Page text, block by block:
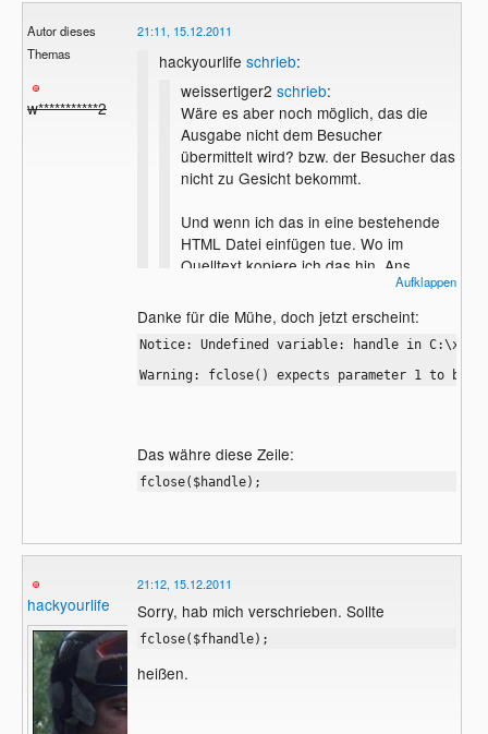
Autor dieses
Themas
w***********2
21:11, 15.12.2011
hackyourlife schrieb:
weissertiger2 schrieb:
Wäre es aber noch möglich, das die
Ausgabe nicht dem Besucher
übermittelt wird? bzw. der Besucher das
nicht zu Gesicht bekommt.
Und wenn ich das in eine bestehende
HTML Datei einfügen tue. Wo im
Quelltext kopiere ich das hin. Ans
Dazu musst du den Code leicht verändern:
<?php
$fhandle = fopen($fname,'a+');
if($fhandle) {
?>
Diesen Code musst du
PHP-Seite schreiben (am besten an den
Anfang oder ans Ende
Aufklappen
Danke für die Mühe, doch jetzt erscheint:
Notice: Undefined variable: handle in
Warning: fclose() expects parameter 1 to be
Das währe diese Zeile:
fclose($handle);
hackyourlife
21:12, 15.12.2011
Sorry, hab mich verschrieben. Sollte
fclose($fhandle);
heißen.